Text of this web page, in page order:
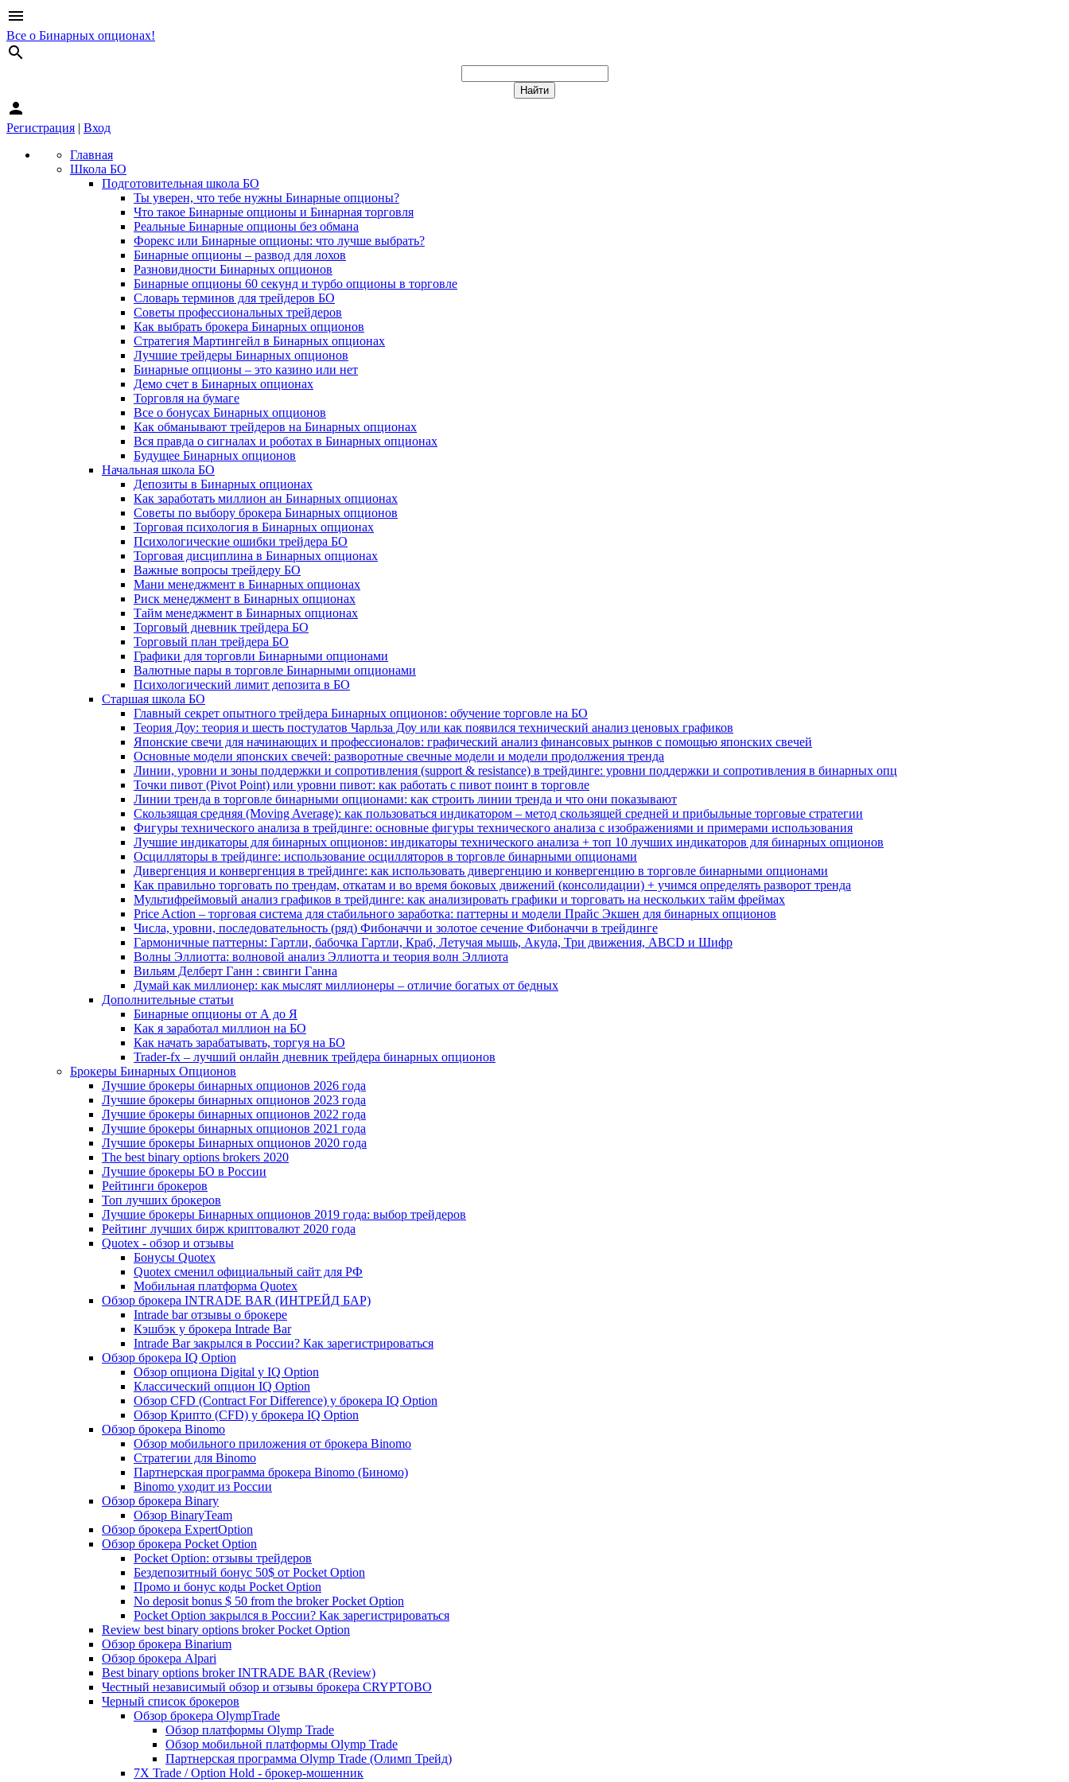
menu
Все о Бинарных опционах!
search
person
Регистрация | Вход
Главная
Школа БО
Подготовительная школа БО
Ты уверен, что тебе нужны Бинарные опционы?
Что такое Бинарные опционы и Бинарная торговля
Реальные Бинарные опционы без обмана
Форекс или Бинарные опционы: что лучше выбрать?
Бинарные опционы – развод для лохов
Разновидности Бинарных опционов
Бинарные опционы 60 секунд и турбо опционы в торговле
Словарь терминов для трейдеров БО
Советы профессиональных трейдеров
Как выбрать брокера Бинарных опционов
Стратегия Мартингейл в Бинарных опционах
Лучшие трейдеры Бинарных опционов
Бинарные опционы – это казино или нет
Демо счет в Бинарных опционах
Торговля на бумаге
Все о бонусах Бинарных опционов
Как обманывают трейдеров на Бинарных опционах
Вся правда о сигналах и роботах в Бинарных опционах
Будущее Бинарных опционов
Начальная школа БО
Депозиты в Бинарных опционах
Как заработать миллион ан Бинарных опционах
Советы по выбору брокера Бинарных опционов
Торговая психология в Бинарных опционах
Психологические ошибки трейдера БО
Торговая дисциплина в Бинарных опционах
Важные вопросы трейдеру БО
Мани менеджмент в Бинарных опционах
Риск менеджмент в Бинарных опционах
Тайм менеджмент в Бинарных опционах
Торговый дневник трейдера БО
Торговый план трейдера БО
Графики для торговли Бинарными опционами
Валютные пары в торговле Бинарными опционами
Психологический лимит депозита в БО
Старшая школа БО
Главный секрет опытного трейдера Бинарных опционов: обучение торговле на БО
Теория Доу: теория и шесть постулатов Чарльза Доу или как появился технический анализ ценовых графиков
Японские свечи для начинающих и профессионалов: графический анализ финансовых рынков с помощью японских свечей
Основные модели японских свечей: разворотные свечные модели и модели продолжения тренда
Линии, уровни и зоны поддержки и сопротивления (support & resistance) в трейдинге: уровни поддержки и сопротивления в бинарных опц
Точки пивот (Pivot Point) или уровни пивот: как работать с пивот поинт в торговле
Линии тренда в торговле бинарными опционами: как строить линии тренда и что они показывают
Скользящая средняя (Moving Average): как пользоваться индикатором – метод скользящей средней и прибыльные торговые стратегии
Фигуры технического анализа в трейдинге: основные фигуры технического анализа с изображениями и примерами использования
Лучшие индикаторы для бинарных опционов: индикаторы технического анализа + топ 10 лучших индикаторов для бинарных опционов
Осцилляторы в трейдинге: использование осцилляторов в торговле бинарными опционами
Дивергенция и конвергенция в трейдинге: как использовать дивергенцию и конвергенцию в торговле бинарными опционами
Как правильно торговать по трендам, откатам и во время боковых движений (консолидации) + учимся определять разворот тренда
Мультифреймовый анализ графиков в трейдинге: как анализировать графики и торговать на нескольких тайм фреймах
Price Action – торговая система для стабильного заработка: паттерны и модели Прайс Экшен для бинарных опционов
Числа, уровни, последовательность (ряд) Фибоначчи и золотое сечение Фибоначчи в трейдинге
Гармоничные паттерны: Гартли, бабочка Гартли, Краб, Летучая мышь, Акула, Три движения, ABCD и Шифр
Волны Эллиотта: волновой анализ Эллиотта и теория волн Эллиота
Вильям Делберт Ганн : свинги Ганна
Думай как миллионер: как мыслят миллионеры – отличие богатых от бедных
Дополнительные статьи
Бинарные опционы от А до Я
Как я заработал миллион на БО
Как начать зарабатывать, торгуя на БО
Trader-fx – лучший онлайн дневник трейдера бинарных опционов
Брокеры Бинарных Опционов
Лучшие брокеры бинарных опционов 2026 года
Лучшие брокеры бинарных опционов 2023 года
Лучшие брокеры бинарных опционов 2022 года
Лучшие брокеры бинарных опционов 2021 года
Лучшие брокеры Бинарных опционов 2020 года
The best binary options brokers 2020
Лучшие брокеры БО в России
Рейтинги брокеров
Топ лучших брокеров
Лучшие брокеры Бинарных опционов 2019 года: выбор трейдеров
Рейтинг лучших бирж криптовалют 2020 года
Quotex - обзор и отзывы
Бонусы Quotex
Quotex сменил официальный сайт для РФ
Мобильная платформа Quotex
Обзор брокера INTRADE BAR (ИНТРЕЙД БАР)
Intrade bar отзывы о брокере
Кэшбэк у брокера Intrade Bar
Intrade Bar закрылся в России? Как зарегистрироваться
Обзор брокера IQ Option
Обзор опциона Digital у IQ Option
Классический опцион IQ Option
Обзор CFD (Contract For Difference) у брокера IQ Option
Обзор Крипто (CFD) у брокера IQ Option
Обзор брокера Binomo
Обзор мобильного приложения от брокера Binomo
Стратегии для Binomo
Партнерская программа брокера Binomo (Биномо)
Binomo уходит из России
Обзор брокера Binary
Обзор BinaryTeam
Обзор брокера ExpertOption
Обзор брокера Pocket Option
Pocket Option: отзывы трейдеров
Бездепозитный бонус 50$ от Pocket Option
Промо и бонус коды Pocket Option
No deposit bonus $ 50 from the broker Pocket Option
Pocket Option закрылся в России? Как зарегистрироваться
Review best binary options broker Pocket Option
Обзор брокера Binarium
Обзор брокера Alpari
Best binary options broker INTRADE BAR (Review)
Честный независимый обзор и отзывы брокера CRYPTOBO
Черный список брокеров
Обзор брокера OlympTrade
Обзор платформы Olymp Trade
Обзор мобильной платформы Olymp Trade
Партнерская программа Olymp Trade (Олимп Трейд)
7X Trade / Option Hold - брокер-мошенник